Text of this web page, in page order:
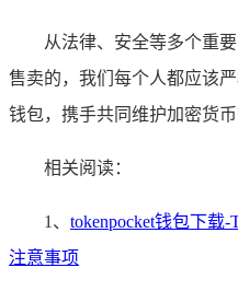
从法律、安全等多个重
售卖的，我们每个人都应该
钱包，携手共同维护加密货
相关阅读：
1、 tokenpocket钱包下载
注意事项